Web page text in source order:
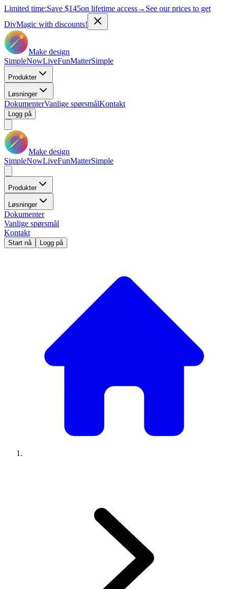
Limited time:Save $145on lifetime access→ See our prices to get
DivMagic with discounts!
Make design
SimpleNowLiveFunMatterSimple
Produkter
Løsninger
DokumenterVanlige spørsmålKontakt
Logg på
Make design
SimpleNowLiveFunMatterSimple
Produkter
Løsninger
Dokumenter
Vanlige spørsmål
Kontakt
Start nå Logg på